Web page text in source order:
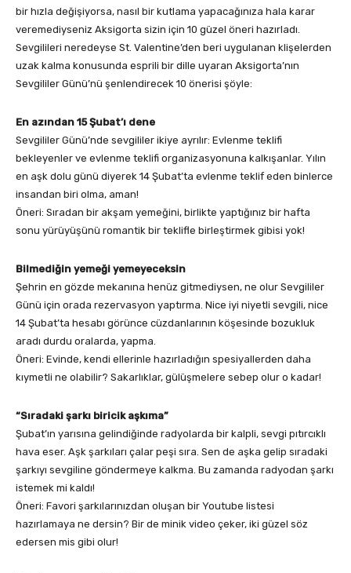
bir hızla değişiyorsa, nasıl bir kutlama yapacağınıza hala karar
veremediyseniz Aksigorta sizin için 10 güzel öneri hazırladı.
Sevgilileri neredeyse St. Valentine’den beri uygulanan klişelerden
uzak kalma konusunda esprili bir dille uyaran Aksigorta’nın
Sevgililer Günü’nü şenlendirecek 10 önerisi şöyle:
En azından 15 Şubat’ı dene
Sevgililer Günü’nde sevgililer ikiye ayrılır: Evlenme teklifi
bekleyenler ve evlenme teklifi organizasyonuna kalkışanlar. Yılın
en aşk dolu günü diyerek 14 Şubat’ta evlenme teklif eden binlerce
insandan biri olma, aman!
Öneri: Sıradan bir akşam yemeğini, birlikte yaptığınız bir hafta
sonu yürüyüşünü romantik bir teklifle birleştirmek gibisi yok!
Bilmediğin yemeği yemeyeceksin
Şehrin en gözde mekanına henüz gitmediysen, ne olur Sevgililer
Günü için orada rezervasyon yaptırma. Nice iyi niyetli sevgili, nice
14 Şubat’ta hesabı görünce cüzdanlarının köşesinde bozukluk
aradı durdu oralarda, yapma.
Öneri: Evinde, kendi ellerinle hazırladığın spesiyallerden daha
kıymetli ne olabilir? Sakarlıklar, gülüşmelere sebep olur o kadar!
“Sıradaki şarkı biricik aşkıma”
Şubat’ın yarısına gelindiğinde radyolarda bir kalpli, sevgi pıtırcıklı
hava eser. Aşk şarkıları çalar peşi sıra. Sen de aşka gelip sıradaki
şarkıyı sevgiline göndermeye kalkma. Bu zamanda radyodan şarkı
istemek mi kaldı!
Öneri: Favori şarkılarınızdan oluşan bir Youtube listesi
hazırlamaya ne dersin? Bir de minik video çeker, iki güzel söz
edersen mis gibi olur!